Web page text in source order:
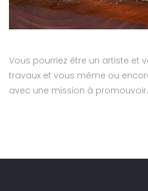
Vous pourriez être un artiste et
travaux et vous même ou
avec une mission à promouvoir.